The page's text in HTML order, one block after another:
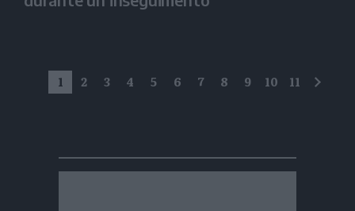
1 2 3 4 5 6 7 8 9 10 11